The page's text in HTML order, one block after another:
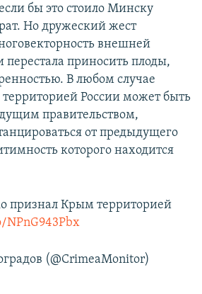
бы это стоило Минску
Но дружеский жест
внешней
перестала приносить плоды,
В любом случае
России может быть
правительством,
от предыдущего
которого находится
признал Крым территорией
(@CrimeaMonitor)